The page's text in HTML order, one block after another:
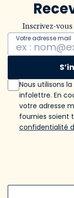
Inscrivez-
Votre adresse mail
Nous utilisons
infolettre. En
votre adresse
fournies soient
confidentialité